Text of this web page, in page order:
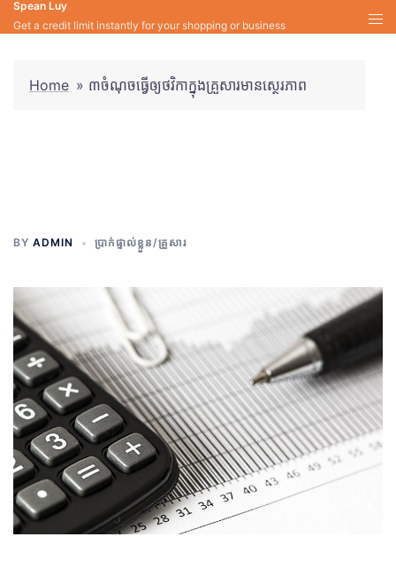
Skip
to
Spean Luy
Get a credit limit instantly for your shopping or business
Home » ៣ចំណុចធ្វើឲ្យថវិកាក្នុងគ្រួសារមានស្ថេរភាព
BY ADMIN ប្រាក់ផ្ទាល់ខ្លួន/គ្រួសារ